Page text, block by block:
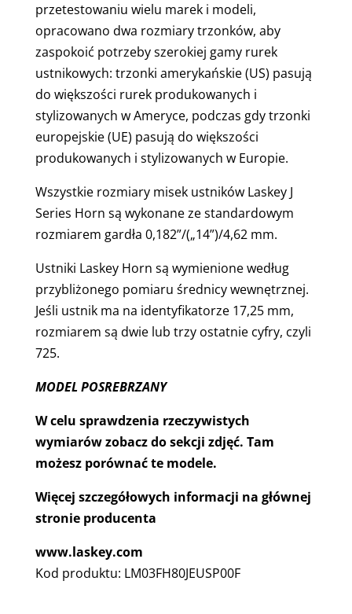
przetestowaniu wielu marek i modeli,
opracowano dwa rozmiary trzonków, aby
zaspokoić potrzeby szerokiej gamy rurek
ustnikowych: trzonki amerykańskie (US) pasują
do większości rurek produkowanych i
stylizowanych w Ameryce, podczas gdy trzonki
europejskie (UE) pasują do większości
produkowanych i stylizowanych w Europie.
Wszystkie rozmiary misek ustników Laskey J
Series Horn są wykonane ze standardowym
rozmiarem gardła 0,182”/(„14”)/4,62 mm.
Ustniki Laskey Horn są wymienione według
przybliżonego pomiaru średnicy wewnętrznej.
Jeśli ustnik ma na identyfikatorze 17,25 mm,
rozmiarem są dwie lub trzy ostatnie cyfry, czyli
725.
MODEL POSREBRZANY
W celu sprawdzenia rzeczywistych
wymiarów zobacz do sekcji zdjęć. Tam
możesz porównać te modele.
Więcej szczegółowych informacji na głównej
stronie producenta
www.laskey.com
Kod produktu: LM03FH80JEUSP00F